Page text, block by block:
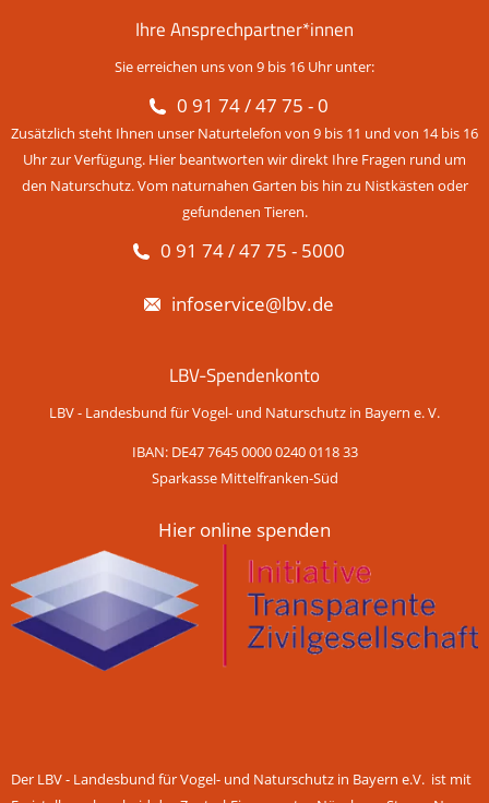
Ihre Ansprechpartner*innen
Sie erreichen uns von 9 bis 16 Uhr unter:
0 91 74 / 47 75 - 0
Zusätzlich steht Ihnen unser Naturtelefon von 9 bis 11 und von 14 bis 16
Uhr zur Verfügung. Hier beantworten wir direkt Ihre Fragen rund um
den Naturschutz. Vom naturnahen Garten bis hin zu Nistkästen oder
gefundenen Tieren.
0 91 74 / 47 75 - 5000
infoservice@lbv.de
LBV-Spendenkonto
LBV - Landesbund für Vogel- und Naturschutz in Bayern e. V.
IBAN: DE47 7645 0000 0240 0118 33
Sparkasse Mittelfranken-Süd
Hier online spenden
Der LBV - Landesbund für Vogel- und Naturschutz in Bayern e.V. ist mit